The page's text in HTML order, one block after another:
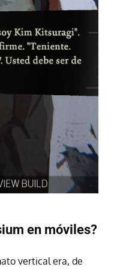
en móviles?
vertical era, de